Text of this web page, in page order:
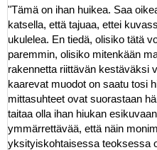
"Tämä on ihan huikea. Saa
katsella, että tajuaa, ettei
ukulelea. En tiedä, olisiko tätä
paremmin, olisiko mitenkään
rakennetta riittävän kestäväksi
kaarevat muodot on saatu tosi
mittasuhteet ovat suorastaan
taitaa olla ihan hiukan
ymmärrettävää, että näin
yksityiskohtaisessa teoksessa